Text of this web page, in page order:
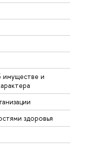
имуществе и
здоровья